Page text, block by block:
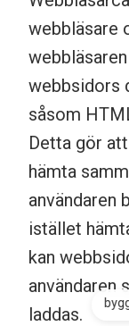
webbläsare
webbsidors
såsom
Detta gör
hämta
användaren
istället
kan
användaren
laddas.